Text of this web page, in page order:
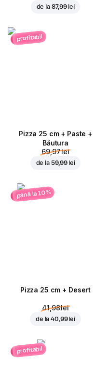
de la 87,99 lei
profitabil
Pizza 25 cm + Paste +
Băutura
69,97 lei
de la 59,99 lei
până la 10%
Pizza 25 cm + Desert
41,98 lei
de la40,99 lei
profitabil